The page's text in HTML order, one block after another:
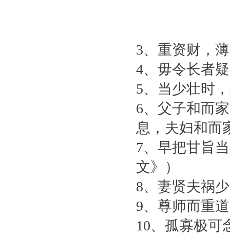
3、重资财，
4、毋令长者
5、当少壮时
6、父子和而
息，夫妇和而
7、早把甘旨
文》）
8、妻贤夫祸
9、尊师而重
10、孤寡极可